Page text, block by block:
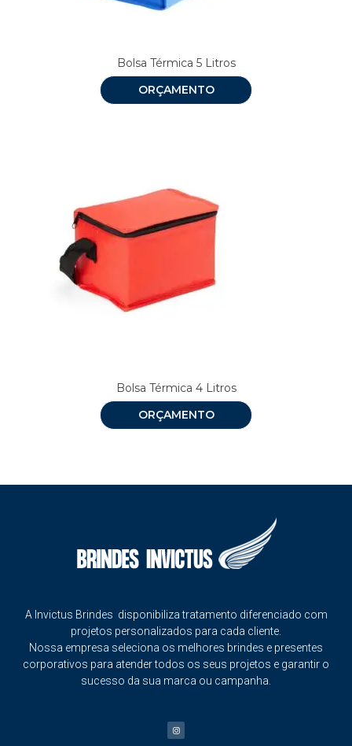
Bolsa Térmica 5 Litros
ORÇAMENTO
Bolsa Térmica 4 Litros
ORÇAMENTO
A Invictus Brindes disponibiliza tratamento diferenciado com
projetos personalizados para cada cliente.
Nossa empresa seleciona os melhores brindes e presentes
corporativos para atender todos os seus projetos e garantir o
sucesso da sua marca ou campanha.